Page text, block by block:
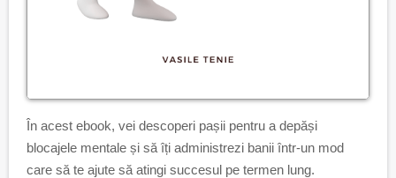
În acest ebook, vei descoperi pașii pentru a depăși
blocajele mentale și să îți administrezi banii într-un mod
care să te ajute să atingi succesul pe termen lung.